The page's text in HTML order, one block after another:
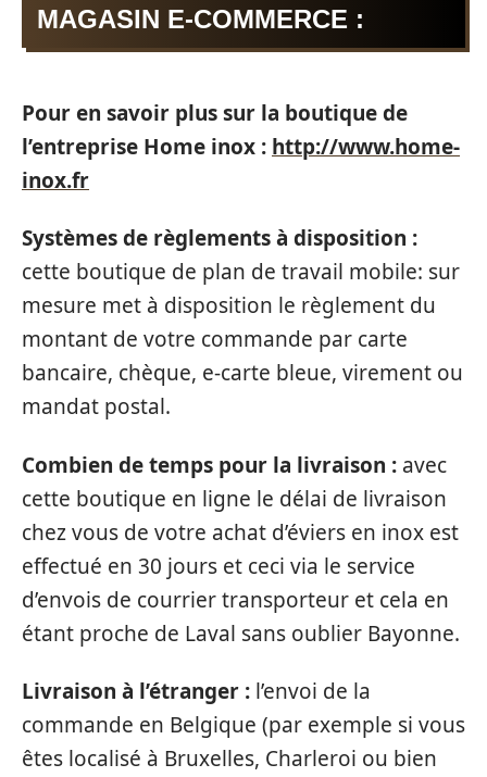
MAGASIN E-COMMERCE :
Pour en savoir plus sur la boutique de
l’entreprise Home inox : http://www.home-
inox.fr
Systèmes de règlements à disposition :
cette boutique de plan de travail mobile: sur
mesure met à disposition le règlement du
montant de votre commande par carte
bancaire, chèque, e-carte bleue, virement ou
mandat postal.
Combien de temps pour la livraison : avec
cette boutique en ligne le délai de livraison
chez vous de votre achat d’éviers en inox est
effectué en 30 jours et ceci via le service
d’envois de courrier transporteur et cela en
étant proche de Laval sans oublier Bayonne.
Livraison à l’étranger : l’envoi de la
commande en Belgique (par exemple si vous
êtes localisé à Bruxelles, Charleroi ou bien